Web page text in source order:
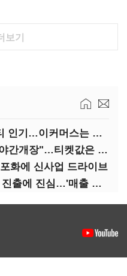
보기
날로 높아지는 K-패션·뷰티 인기…이커머스는 역직구 키운다
레고랜드 "물놀이장 열고 야간개장"…티켓값은 동결
화에 신사업 드라이브
(영상)세계 면세 1위, 한국 진출에 진심…'매출 증빙' 물어봤다